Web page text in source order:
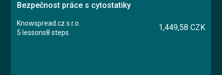
Bezpečnost práce s cytostatiky
Knowspread.cz s.r.o.
5 lessons8 steps
1,449,58 CZK